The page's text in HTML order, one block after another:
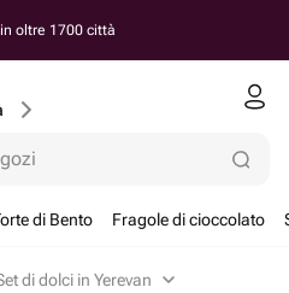
oltre 1700 città
di Bento Fragole di cioccolato
di dolci in Yerevan